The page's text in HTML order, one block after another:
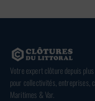
Votre expert clôture depuis
pour collectivités,
Maritimes & Var.